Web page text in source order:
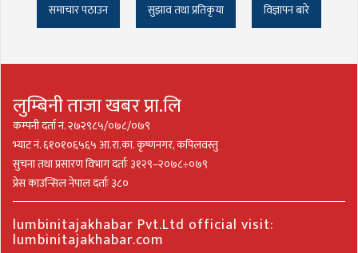
समाचार पठाउन सुझाव तथा प्रतिकृया विज्ञापन बारे
लुम्बिनी ताजा खबर प्रा.लि
कम्पनी दर्ता नं. २७२९८५/०७८/०७९
भ्याट नं. ६१०१०६५६५ आ.रा.का. कृष्णनगर, कपिलवस्तु
सुचना तथा प्रसारण विभाग दर्ताः ३१२९–२०७८÷०७९
प्रेस काउन्सिल नेपाल दर्ताः ३८०
lumbinitajakhabar Pvt.Ltd official visit:
lumbinitajakhabar.com